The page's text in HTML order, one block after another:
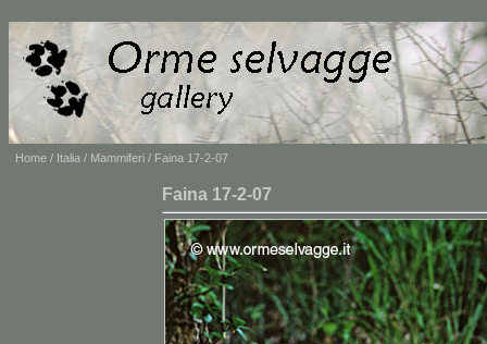
Home / Italia / Mammiferi / Faina 17-2-07
Faina 17-2-07